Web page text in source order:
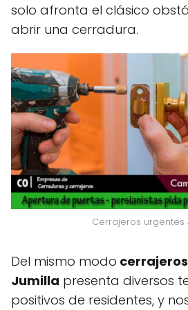
solo afronta el clásico
abrir una cerradura.
Cerrajeros urgentes
Del mismo modo
Jumilla presenta diversos
positivos de residentes, y